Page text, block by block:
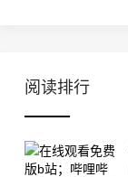
阅读排行